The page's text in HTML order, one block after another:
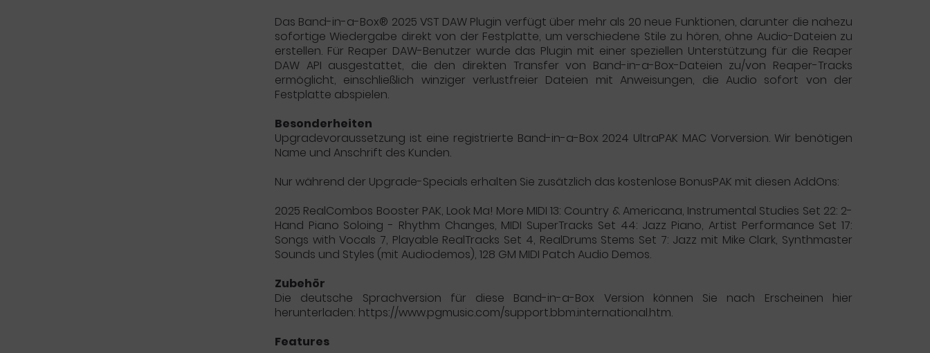
Das Band-in-a-Box® 2025 VST DAW Plugin verfügt über mehr als 20 neue Funktionen, darunter die nahezu
sofortige Wiedergabe direkt von der Festplatte, um verschiedene Stile zu hören, ohne Audio-Dateien zu
erstellen. Für Reaper DAW-Benutzer wurde das Plugin mit einer speziellen Unterstützung für die Reaper
DAW API ausgestattet, die den direkten Transfer von Band-in-a-Box-Dateien zu/von Reaper-Tracks
ermöglicht, einschließlich winziger verlustfreier Dateien mit Anweisungen, die Audio sofort von der
Festplatte abspielen.
Besonderheiten
Upgradevoraussetzung ist eine registrierte Band-in-a-Box 2024 UltraPAK MAC Vorversion. Wir benötigen
Name und Anschrift des Kunden.
Nur während der Upgrade-Specials erhalten Sie zusätzlich das kostenlose BonusPAK mit diesen AddOns:
2025 RealCombos Booster PAK, Look Ma! More MIDI 13: Country & Americana, Instrumental Studies Set 22: 2-
Hand Piano Soloing - Rhythm Changes, MIDI SuperTracks Set 44: Jazz Piano, Artist Performance Set 17:
Songs with Vocals 7, Playable RealTracks Set 4, RealDrums Stems Set 7: Jazz mit Mike Clark, Synthmaster
Sounds und Styles (mit Audiodemos), 128 GM MIDI Patch Audio Demos.
Zubehör
Die deutsche Sprachversion für diese Band-in-a-Box Version können Sie nach Erscheinen hier
herunterladen: https://www.pgmusic.com/support.bbm.international.htm.
Features